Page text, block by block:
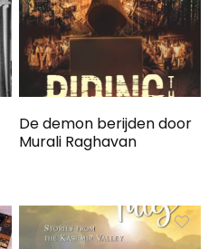
De demon berijden door
Murali Raghavan